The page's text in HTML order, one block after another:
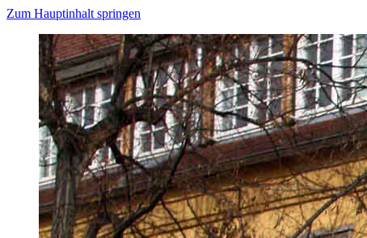
Zum Hauptinhalt springen